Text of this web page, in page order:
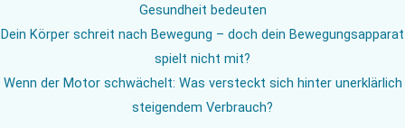
Gesundheit bedeuten
Dein Körper schreit nach Bewegung – doch dein Bewegungsapparat
spielt nicht mit?
Wenn der Motor schwächelt: Was versteckt sich hinter unerklärlich
steigendem Verbrauch?